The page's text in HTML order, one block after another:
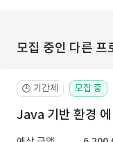
모집 중인 다른 프
🕒 기간제 모집 중
Java 기반 환경